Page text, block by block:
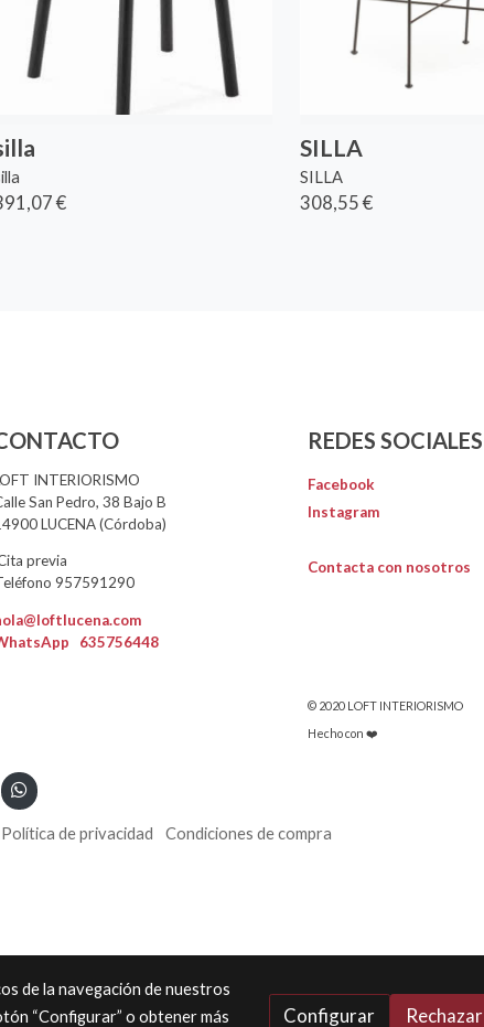
€
SILLA
SILLA
308,55 €
INTERIORISMO
San Pedro, 38 Bajo B
LUCENA (Córdoba)
previa
957591290
635756448
REDES SOCIALES
Facebook
Instagram
Contacta con nosotros
© 2020 LOFT INTERIORISMO
Hecho con ❤️
Política de privacidad Condiciones de compra
de la navegación de nuestros
“Configurar” o obtener más
Configurar Rechazar